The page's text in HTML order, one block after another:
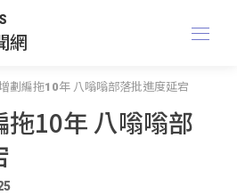
網
劃編拖10年 八嗡嗡部落批進度延宕
10年 八嗡嗡部